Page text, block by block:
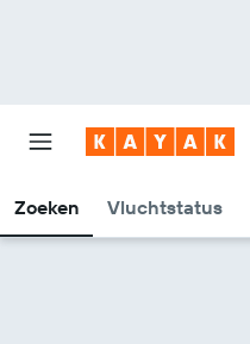
Zoeken Vluchtstatus